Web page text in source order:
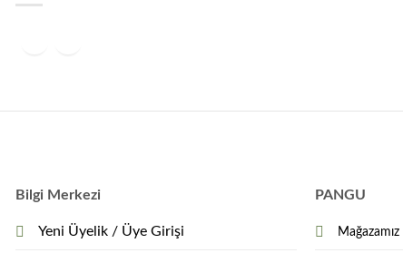
Bilgi Merkezi
Yeni Üyelik / Üye Girişi
PANGU
Mağazamız